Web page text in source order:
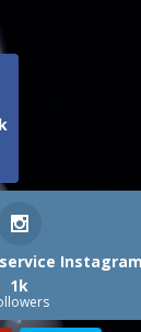
Instagram
1k